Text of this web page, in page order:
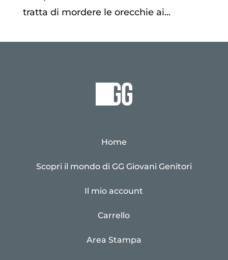
tratta di mordere le orecchie ai...
Home
Scopri il mondo di GG Giovani Genitori
Il mio account
Carrello
Area Stampa